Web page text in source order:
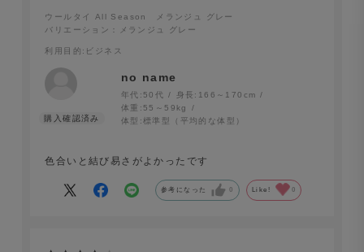
ウールタイ All Season メランジュ グレー
バリエーション：メランジュ グレー
利用目的 :ビジネス
no name
年代: 50代 身長: 166～170cm
体重: 55～59kg
体型:標準型（平均的な体型）
色合いと結び易さがよかったです
参考になった 0 Like! 0